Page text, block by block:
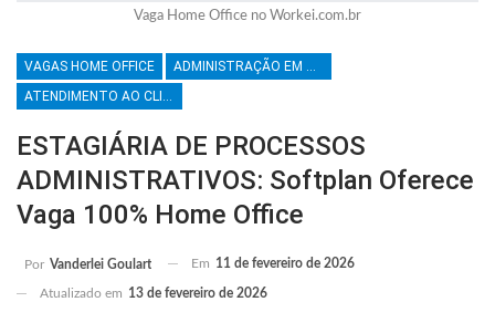
Vaga Home Office no Workei.com.br
VAGAS HOME OFFICE
ADMINISTRAÇÃO EM GERAL
ATENDIMENTO AO CLIENTE
ESTAGIÁRIA DE PROCESSOS
ADMINISTRATIVOS: Softplan Oferece
Vaga 100% Home Office
Por Vanderlei Goulart Em 11 de fevereiro de 2026
Atualizado em 13 de fevereiro de 2026